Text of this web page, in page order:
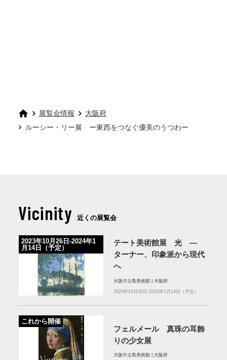
展覧会情報
大阪府
ルーシー・リー展 ー東西をつなぐ優美のうつわー
Vicinity 近くの展覧会
2023年10月26日-2024年1
月14日（予定）
テート美術館展 光 ―
ターナー、印象派から現代
へ
大阪中之島美術館 | 大阪府
2023年10月26日-2024年1月14日（予定）
これから開催
フェルメール 真珠の耳飾
りの少女展
大阪中之島美術館 | 大阪府